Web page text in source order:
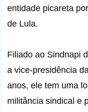
entidade picareta
de Lula.
Filiado ao Sindnapi
a vice-presidência
anos, ele tem uma
militância sindical e